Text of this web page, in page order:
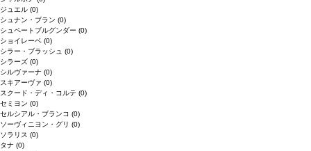
ジュエル (0)
シュナン・ブラン (0)
シュペートブルグンダー (0)
ショイレーベ (0)
シラー・ブラッシュ (0)
シラーズ (0)
シルヴァーナ (0)
スキアーヴァ (0)
スクード・ディ・コルテ (0)
セミヨン (0)
セルシアル・ブランコ (0)
ソーヴィニヨン・グリ (0)
ソラリス (0)
タナ (0)